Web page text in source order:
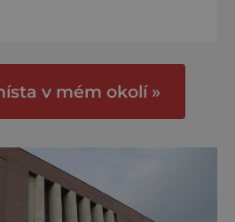
ze zakladatelů a
20. let
Konference se koná
významně zasloužil i o
v mém okolí »